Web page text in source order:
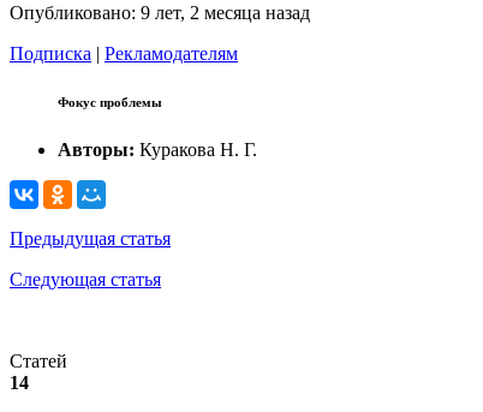
Опубликовано: 9 лет, 2 месяца назад
Подписка | Рекламодателям
Фокус проблемы
Авторы: Куракова Н. Г.
Предыдущая статья
Следующая статья
Статей
14